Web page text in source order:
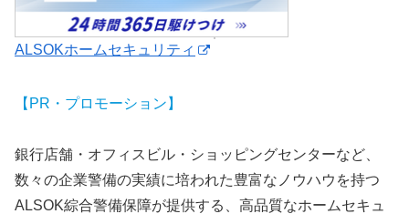
ALSOKホームセキュリティ
【PR・プロモーション】
銀行店舗・オフィスビル・ショッピングセンターなど、
数々の企業警備の実績に培われた豊富なノウハウを持つ
ALSOK綜合警備保障が提供する、高品質なホームセキュ